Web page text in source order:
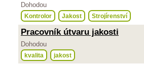
Dohodou
Kontrolor Jakost Strojírenství
Pracovník útvaru jakosti
Dohodou
kvalita jakost